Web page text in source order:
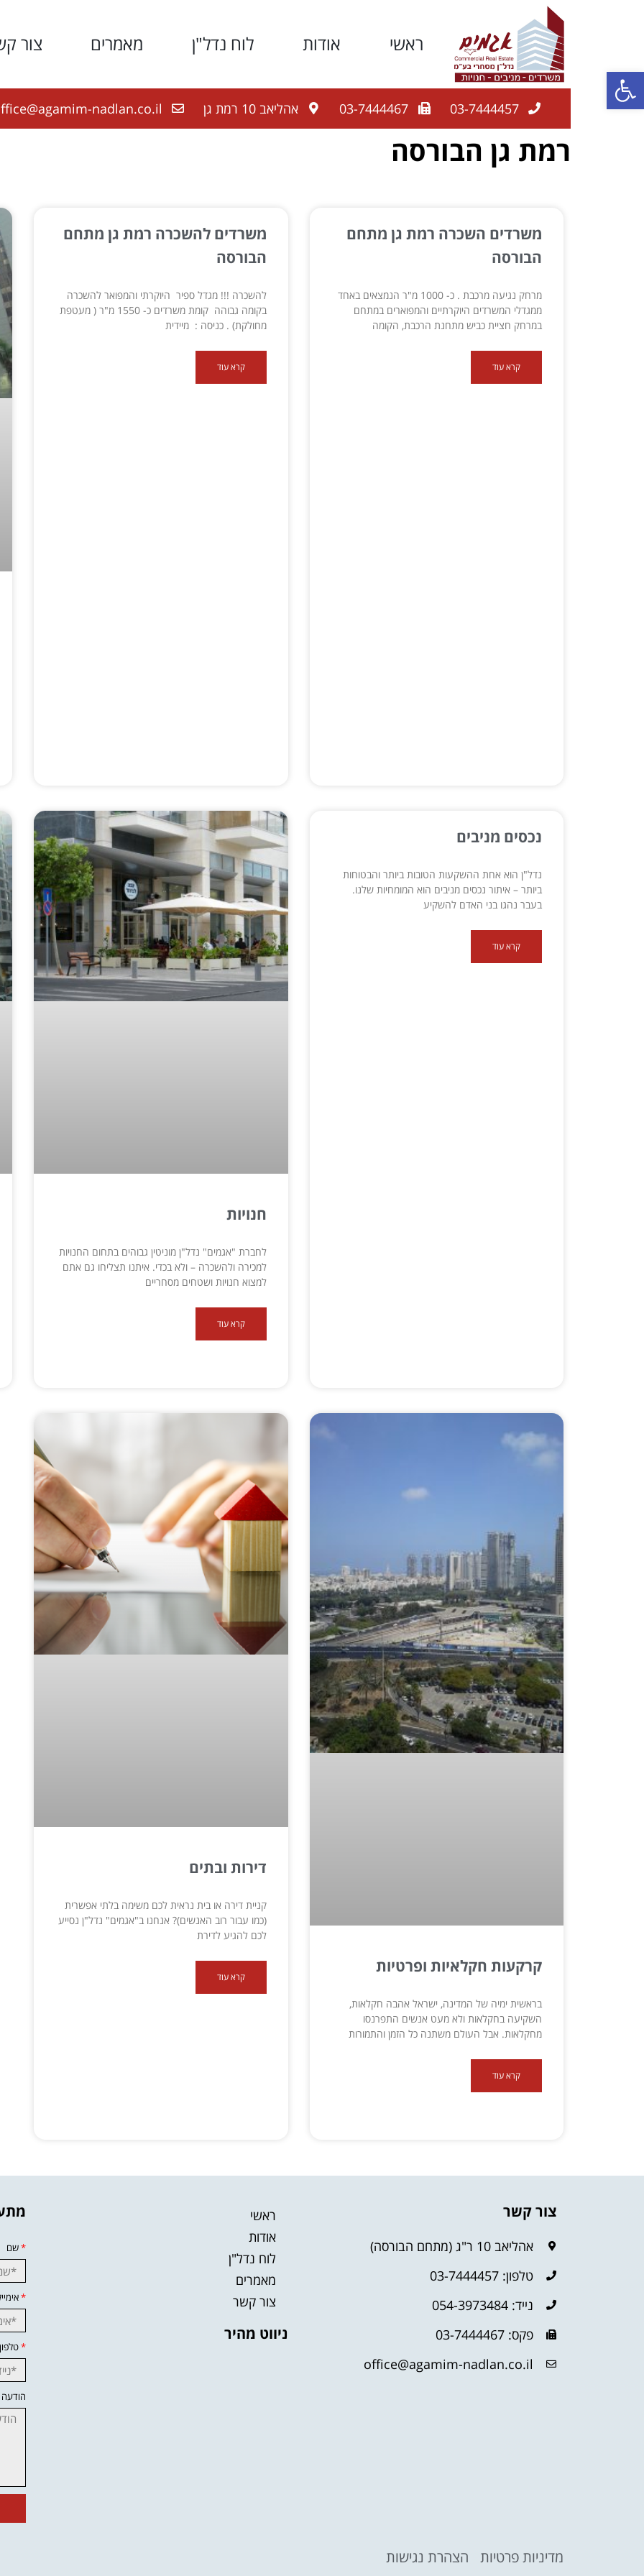
ראשי אודות לוח נדל"ן מאמרים צור
03-7444457
03-7444467 אהליאב 10 רמת גן nadlan.co.il
רמת גן הבורסה
משרדים השכרה רמת גן מתחם
הבורסה
מרחק נגיעה מרכבת . כ- 1000 מ"ר הנמצאים באחד
ממגדלי המשרדים היוקרתיים והמפוארים במתחם
במרחק חציית כביש מתחנת הרכבת, הקומה
קרא עוד
משרדים להשכרה רמת גן מתחם
הבורסה
להשכרה !!! מגדל ספיר היוקרתי והמפואר להשכרה
בקומה גבוהה קומת משרדים כ- 1550 מ"ר ( מעטפת
מחולקת) . כניסה : מיידית
קרא עוד
נכסים מניבים
נדל"ן הוא אחת ההשקעות הטובות ביותר והבטוחות
ביותר – איתור נכסים מניבים הוא המומחיות שלנו.
בעבר נהגו בני האדם להשקיע
קרא עוד
חנויות
לחברת "אגמים" נדל"ן מוניטין גבוהים בתחום החנויות
למכירה ולהשכרה – ולא בכדי. איתנו תצליחו גם אתם
למצוא חנויות ושטחים מסחריים
קרא עוד
קרקעות חקלאיות ופרטיות
בראשית ימיה של המדינה, ישראל אהבה חקלאות,
השקיעה בחקלאות ולא מעט אנשים התפרנסו
מחקלאות. אבל העולם משתנה כל הזמן והתמורות
קרא עוד
דירות ובתים
קניית דירה או בית נראית לכם משימה בלתי אפשרית
(כמו עבור רוב האנשים)? אנחנו ב"אגמים" נדל"ן נסייע
לכם להגיע לדירת
קרא עוד
צור קשר
אהליאב 10 ר"ג (מתחם הבורסה)
טלפון: 03-7444457
נייד: 054-3973484
פקס: 03-7444467
office@agamim-nadlan.co.il
ראשי
אודות
לוח נדל"ן
מאמרים
צור קשר
ניווט מהיר
*שם
*
*טלפון
הודעה
מדיניות פרטיות הצהרת נגישות
פתח סרגל נגישות